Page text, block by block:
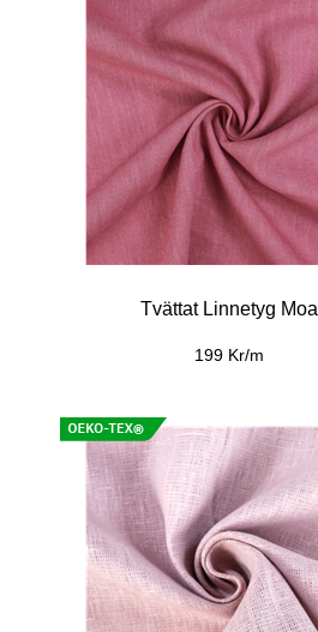
Tvättat Linnetyg Moa
199 Kr/m